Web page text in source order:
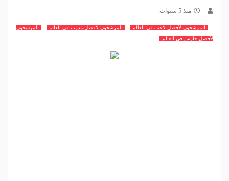
منذ 5 سنوات
المرشحون لأفضل لاعب في العالم المرشحون لأفضل مدرب في العالم
المرشحون
لأفضل حارس في العالم